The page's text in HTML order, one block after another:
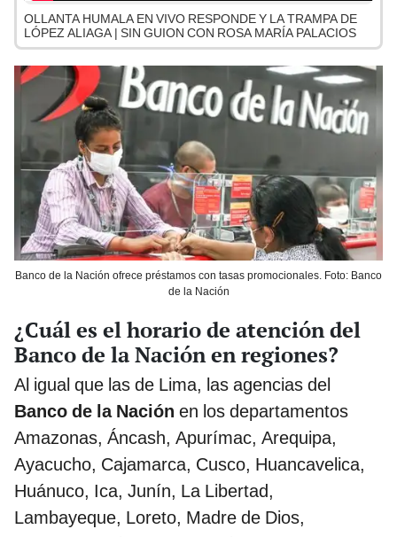
OLLANTA HUMALA EN VIVO RESPONDE Y LA TRAMPA DE
LÓPEZ ALIAGA | SIN GUION CON ROSA MARÍA PALACIOS
Banco de la Nación ofrece préstamos con tasas promocionales. Foto: Banco
de la Nación
¿Cuál es el horario de atención del
Banco de la Nación en regiones?
Al igual que las de Lima, las agencias del
Banco de la Nación en los departamentos
Amazonas, Áncash, Apurímac, Arequipa,
Ayacucho, Cajamarca, Cusco, Huancavelica,
Huánuco, Ica, Junín, La Libertad,
Lambayeque, Loreto, Madre de Dios,